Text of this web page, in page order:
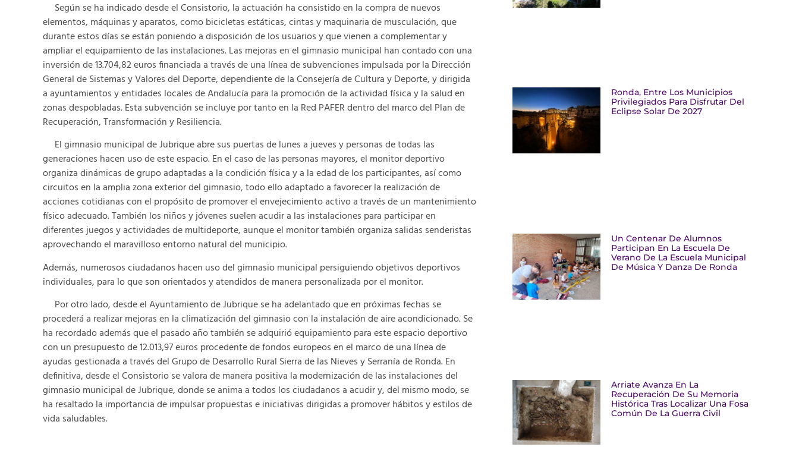
Según se ha indicado desde el Consistorio, la actuación ha consistido en la compra de nuevos
elementos, máquinas y aparatos, como bicicletas estáticas, cintas y maquinaria de musculación, que
durante estos días se están poniendo a disposición de los usuarios y que vienen a complementar y
ampliar el equipamiento de las instalaciones. Las mejoras en el gimnasio municipal han contado con una
inversión de 13.704,82 euros financiada a través de una línea de subvenciones impulsada por la Dirección
General de Sistemas y Valores del Deporte, dependiente de la Consejería de Cultura y Deporte, y dirigida
a ayuntamientos y entidades locales de Andalucía para la promoción de la actividad física y la salud en
zonas despobladas. Esta subvención se incluye por tanto en la Red PAFER dentro del marco del Plan de
Recuperación, Transformación y Resiliencia.
El gimnasio municipal de Jubrique abre sus puertas de lunes a jueves y personas de todas las
generaciones hacen uso de este espacio. En el caso de las personas mayores, el monitor deportivo
organiza dinámicas de grupo adaptadas a la condición física y a la edad de los participantes, así como
circuitos en la amplia zona exterior del gimnasio, todo ello adaptado a favorecer la realización de
acciones cotidianas con el propósito de promover el envejecimiento activo a través de un mantenimiento
físico adecuado. También los niños y jóvenes suelen acudir a las instalaciones para participar en
diferentes juegos y actividades de multideporte, aunque el monitor también organiza salidas senderistas
aprovechando el maravilloso entorno natural del municipio.
Además, numerosos ciudadanos hacen uso del gimnasio municipal persiguiendo objetivos deportivos
individuales, para lo que son orientados y atendidos de manera personalizada por el monitor.
Por otro lado, desde el Ayuntamiento de Jubrique se ha adelantado que en próximas fechas se
procederá a realizar mejoras en la climatización del gimnasio con la instalación de aire acondicionado. Se
ha recordado además que el pasado año también se adquirió equipamiento para este espacio deportivo
con un presupuesto de 12.013,97 euros procedente de fondos europeos en el marco de una línea de
ayudas gestionada a través del Grupo de Desarrollo Rural Sierra de las Nieves y Serranía de Ronda. En
definitiva, desde el Consistorio se valora de manera positiva la modernización de las instalaciones del
gimnasio municipal de Jubrique, donde se anima a todos los ciudadanos a acudir y, del mismo modo, se
ha resaltado la importancia de impulsar propuestas e iniciativas dirigidas a promover hábitos y estilos de
vida saludables.
Ronda, Entre Los Municipios
Privilegiados Para Disfrutar Del
Eclipse Solar De 2027
Un Centenar De Alumnos
Participan En La Escuela De
Verano De La Escuela Municipal
De Música Y Danza De Ronda
Arriate Avanza En La
Recuperación De Su Memoria
Histórica Tras Localizar Una Fosa
Común De La Guerra Civil